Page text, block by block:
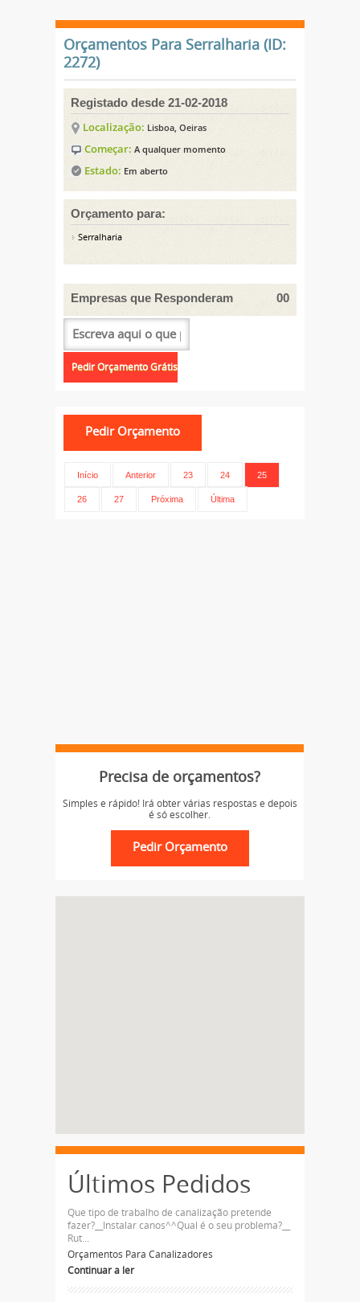
Orçamentos Para Serralharia (ID:
2272)
Registado desde 21-02-2018
Localização: Lisboa, Oeiras
Começar: A qualquer momento
Estado: Em aberto
Orçamento para:
Serralharia
Empresas que Responderam 00
Início Anterior 23 24 25
26 27 Próxima Última
Precisa de orçamentos?
Simples e rápido! Irá obter várias respostas e depois
é só escolher.
Últimos Pedidos
Que tipo de trabalho de canalização pretende
fazer?__Instalar canos^^Qual é o seu problema?__
Rut...
Orçamentos Para Canalizadores
Continuar a ler